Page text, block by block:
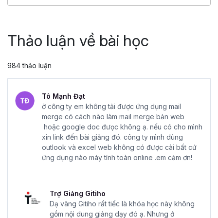
4.86
25,044
Thảo luận về bài học
984 thảo luận
Tô Mạnh Đạt
ở công ty em không tải được ứng dụng mail
merge có cách nào làm mail merge bản web
hoặc google doc đưọc không ạ. nếu có cho mình
xin link đến bài giảng đó. công ty mình dùng
outlook và excel web không có được cài bất cứ
ứng dụng nào máy tính toàn online .em cảm ơn!
Trợ Giảng Gitiho
Dạ vâng Gitiho rất tiếc là khóa học này không
gồm nội dung giảng dạy đó ạ. Nhưng ở